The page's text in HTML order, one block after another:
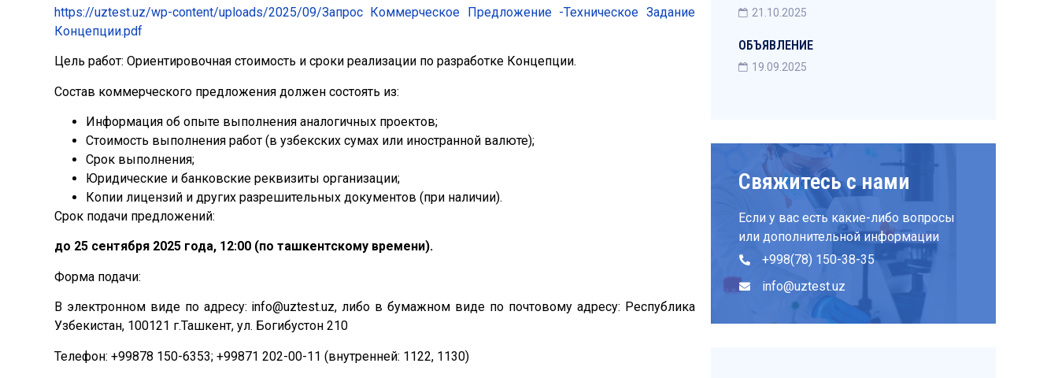
https://uztest.uz/wp-content/uploads/2025/09/Запрос Коммерческое Предложение -Техническое Задание
Концепции.pdf
Цель работ: Ориентировочная стоимость и сроки реализации по разработке Концепции.
Состав коммерческого предложения должен состоять из:
Информация об опыте выполнения аналогичных проектов;
Стоимость выполнения работ (в узбекских сумах или иностранной валюте);
Срок выполнения;
Юридические и банковские реквизиты организации;
Копии лицензий и других разрешительных документов (при наличии).
Срок подачи предложений:
до 25 сентября 2025 года, 12:00 (по ташкентскому времени).
Форма подачи:
В электронном виде по адресу: info@uztest.uz, либо в бумажном виде по почтовому адресу: Республика
Узбекистан, 100121 г.Ташкент, ул. Богибустон 210
Телефон: +99878 150-6353; +99871 202-00-11 (внутренней: 1122, 1130)
21.10.2025
ОБЪЯВЛЕНИЕ
19.09.2025
Свяжитесь с нами
Если у вас есть какие-либо вопросы
или дополнительной информации
+998(78) 150-38-35
info@uztest.uz